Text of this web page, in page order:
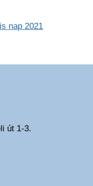
nap 2021
út 1-3.